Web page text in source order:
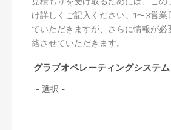
け詳しくご記入ください。1〜3営業
ていただきますが、さらに情報が必
絡させていただきます。
グラブオペレーティングシステム